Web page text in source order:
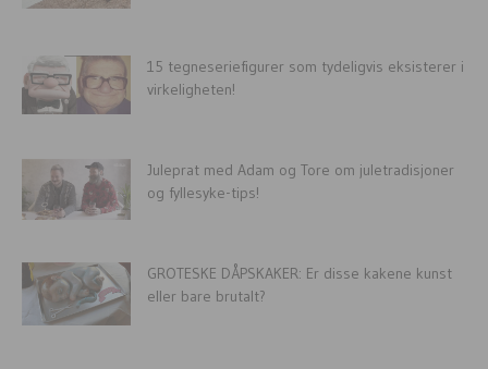
15 tegneseriefigurer som tydeligvis eksisterer i
virkeligheten!
Juleprat med Adam og Tore om juletradisjoner
og fyllesyke-tips!
GROTESKE DÅPSKAKER: Er disse kakene kunst
eller bare brutalt?